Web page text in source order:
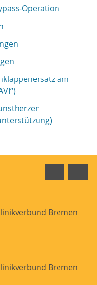
Operation
am
Bremen
Bremen